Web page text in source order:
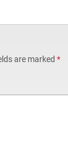
are marked *